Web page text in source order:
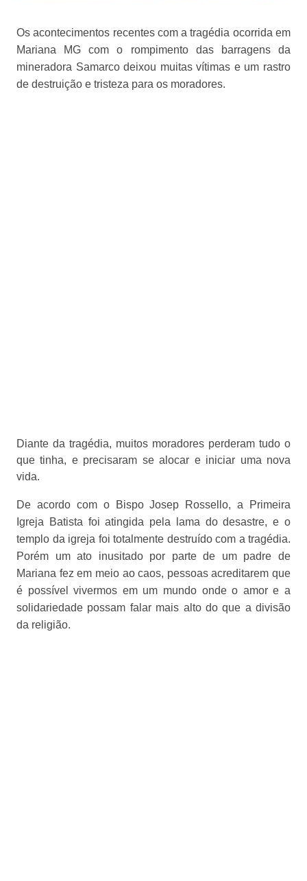
Os acontecimentos recentes com a tragédia ocorrida em
Mariana MG com o rompimento das barragens da
mineradora Samarco deixou muitas vítimas e um rastro
de destruição e tristeza para os moradores.
Diante da tragédia, muitos moradores perderam tudo o
que tinha, e precisaram se alocar e iniciar uma nova
vida.
De acordo com o Bispo Josep Rossello, a Primeira
Igreja Batista foi atingida pela lama do desastre, e o
templo da igreja foi totalmente destruído com a tragédia.
Porém um ato inusitado por parte de um padre de
Mariana fez em meio ao caos, pessoas acreditarem que
é possível vivermos em um mundo onde o amor e a
solidariedade possam falar mais alto do que a divisão
da religião.